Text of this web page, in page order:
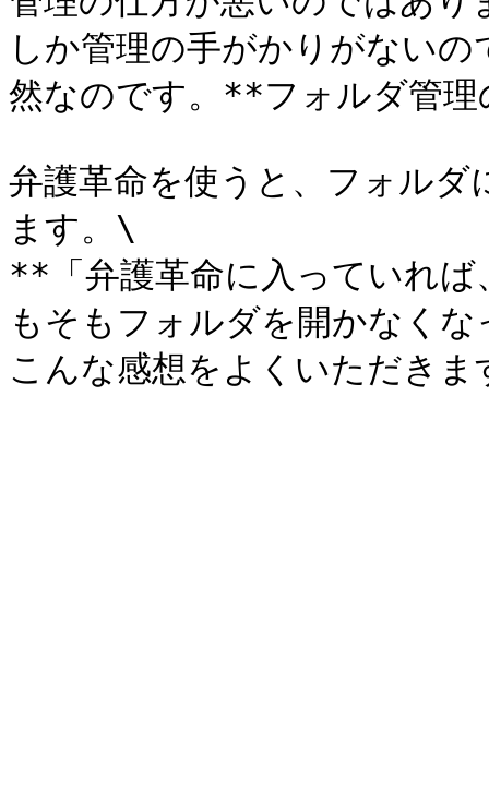
しか管理の手がかりがない
然なのです。**フォルダ管
弁護革命を使うと、フォル
ます。\
**「弁護革命に入っていれ
もそもフォルダを開かなく